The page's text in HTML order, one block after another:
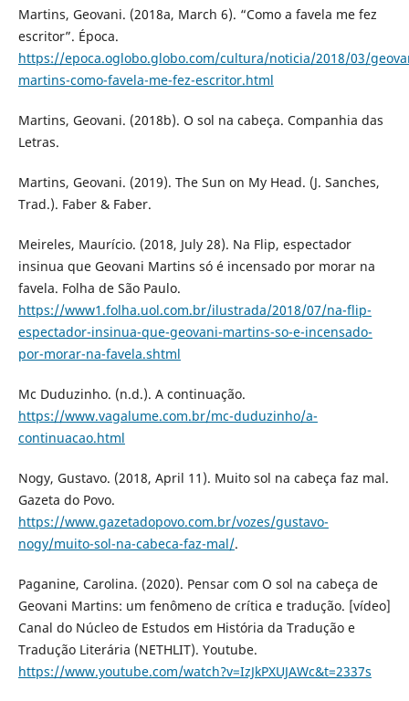
Martins, Geovani. (2018a, March 6). “Como a favela me fez
escritor”. Época.
https://epoca.oglobo.globo.com/cultura/noticia/2018/03/
martins-como-favela-me-fez-escritor.html
Martins, Geovani. (2018b). O sol na cabeça. Companhia das
Letras.
Martins, Geovani. (2019). The Sun on My Head. (J. Sanches,
Trad.). Faber & Faber.
Meireles, Maurício. (2018, July 28). Na Flip, espectador
insinua que Geovani Martins só é incensado por morar na
favela. Folha de São Paulo.
https://www1.folha.uol.com.br/ilustrada/2018/07/na-flip-
espectador-insinua-que-geovani-martins-so-e-incensado-
por-morar-na-favela.shtml
Mc Duduzinho. (n.d.). A continuação.
https://www.vagalume.com.br/mc-duduzinho/a-
continuacao.html
Nogy, Gustavo. (2018, April 11). Muito sol na cabeça faz mal.
Gazeta do Povo.
https://www.gazetadopovo.com.br/vozes/gustavo-
nogy/muito-sol-na-cabeca-faz-mal/.
Paganine, Carolina. (2020). Pensar com O sol na cabeça de
Geovani Martins: um fenômeno de crítica e tradução. [vídeo]
Canal do Núcleo de Estudos em História da Tradução e
Tradução Literária (NETHLIT). Youtube.
https://www.youtube.com/watch?v=IzJkPXUJAWc&t=2337s